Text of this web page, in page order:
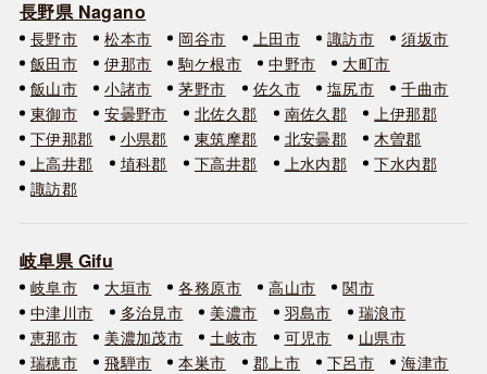
長野県 Nagano
長野市 松本市 岡谷市 上田市 諏訪市
須坂市
飯田市
伊那市 駒ケ根市 中野市
大町市
飯山市
小諸市 茅野市 佐久市 塩尻市
千曲市
東御市
安曇野市 北佐久郡 南佐久郡
上伊那郡
下伊那郡
小県郡 東筑摩郡 北安曇郡
木曽郡
上高井郡
埴科郡 下高井郡 上水内郡
下水内郡
諏訪郡
岐阜県 Gifu
岐阜市 大垣市 各務原市 高山市
関市
中津川市
多治見市 美濃市 羽島市
瑞浪市
恵那市
美濃加茂市 土岐市 可児市
山県市
瑞穂市
飛騨市 本巣市 郡上市 下呂市
海津市